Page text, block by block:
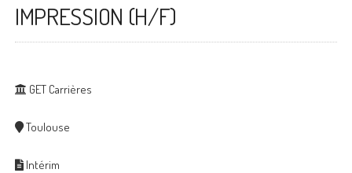
IMPRESSION (H/F)
GET Carrières
Toulouse
Intérim